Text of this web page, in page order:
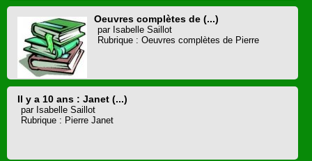
Oeuvres complètes de (...)
par Isabelle Saillot
Rubrique : Oeuvres complètes de Pierre
Il y a 10 ans : Janet (...)
par Isabelle Saillot
Rubrique : Pierre Janet